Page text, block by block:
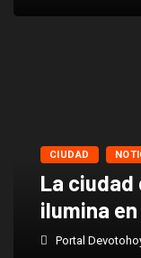
CIUDAD
La ciudad
ilumina
Portal